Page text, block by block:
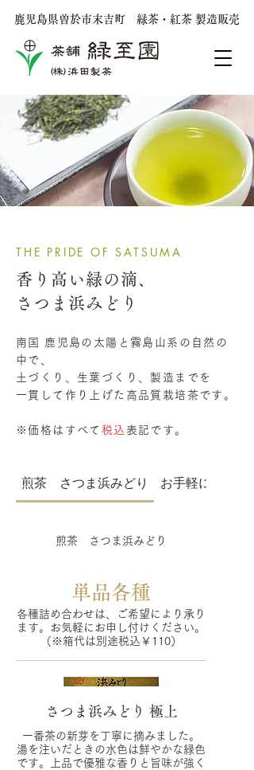
鹿児島県曽於市末吉町 ​緑茶・紅茶 製造販売
THE PRIDE OF SATSUMA
香り高い緑の滴、
​さつま浜みどり
南国 鹿児島の太陽と霧島山系の自然の
中で、
土づくり、生葉づくり、製造までを
一貫して作り上げた高品質栽培茶です。
※価格はすべて 税込 表記です。
煎茶 さつま浜みどり お手軽に
煎茶 さつま浜みどり
単品各種
各種詰め合わせは、ご希望により承り
ます。お気軽にお申し付けください。
（※箱代は別途税込￥110）
さつま浜みどり 極上
一番茶の新芽を丁寧に摘みました。
湯を注いだときの水色は鮮やかな緑色
です。上品で優雅な香りと旨味が強く